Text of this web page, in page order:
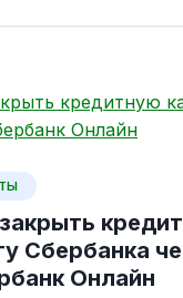
Сбербанка
Онлайн